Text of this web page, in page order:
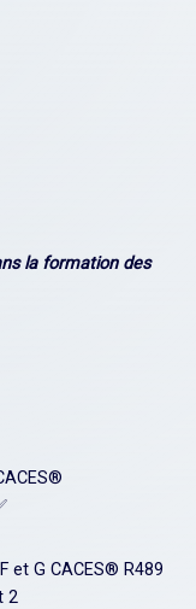
la formation des
et G CACES® R489
2